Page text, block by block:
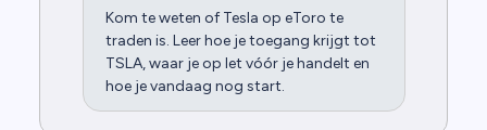
Kom te weten of Tesla op eToro te
traden is. Leer hoe je toegang krijgt tot
TSLA, waar je op let vóór je handelt en
hoe je vandaag nog start.